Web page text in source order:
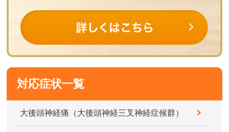
対応症状一覧
大後頭神経痛（大後頭神経三叉神経症候群）